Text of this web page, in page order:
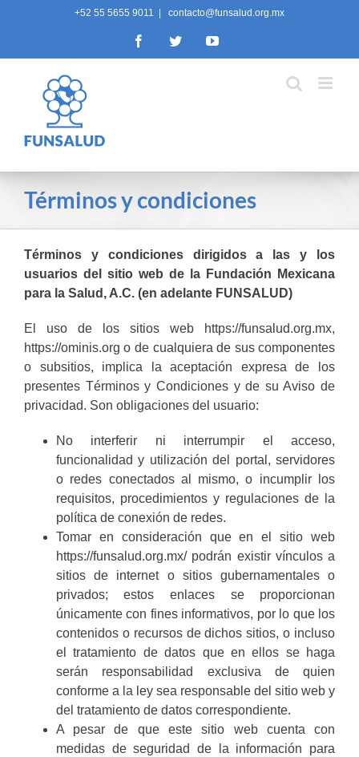
+52 55 5655 9011 contacto@funsalud.org.mx
FacebookTwitterYouTube
Términos y condiciones
Términos y condiciones dirigidos a las y los
usuarios del sitio web de la Fundación Mexicana
para la Salud, A.C. (en adelante FUNSALUD)
El uso de los sitios web https://funsalud.org.mx,
https://ominis.org o de cualquiera de sus componentes
o subsitios, implica la aceptación expresa de los
presentes Términos y Condiciones y de su Aviso de
privacidad. Son obligaciones del usuario:
No interferir ni interrumpir el acceso,
funcionalidad y utilización del portal, servidores
o redes conectados al mismo, o incumplir los
requisitos, procedimientos y regulaciones de la
política de conexión de redes.
Tomar en consideración que en el sitio web
https://funsalud.org.mx/ podrán existir vínculos a
sitios de internet o sitios gubernamentales o
privados; estos enlaces se proporcionan
únicamente con fines informativos, por lo que los
contenidos o recursos de dichos sitios, o incluso
el tratamiento de datos que en ellos se haga
serán responsabilidad exclusiva de quien
conforme a la ley sea responsable del sitio web y
del tratamiento de datos correspondiente.
A pesar de que este sitio web cuenta con
medidas de seguridad de la información para